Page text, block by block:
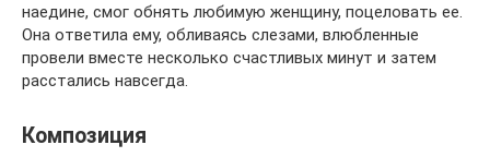
наедине, смог обнять любимую женщину, поцеловать ее.
Она ответила ему, обливаясь слезами, влюбленные
провели вместе несколько счастливых минут и затем
расстались навсегда.
Композиция